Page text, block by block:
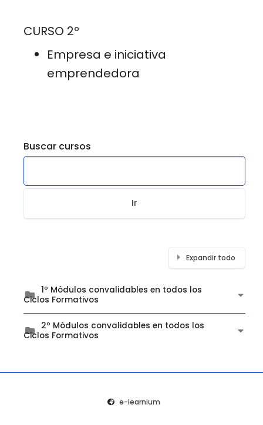
CURSO 2º
Empresa e iniciativa
emprendedora
Buscar cursos
Ir
Expandir todo
1º Módulos convalidables en todos los
Ciclos Formativos
2º Módulos convalidables en todos los
Ciclos Formativos
e-learnium